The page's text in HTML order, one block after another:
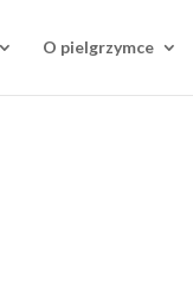
O pielgrzymce